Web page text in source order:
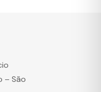
– São